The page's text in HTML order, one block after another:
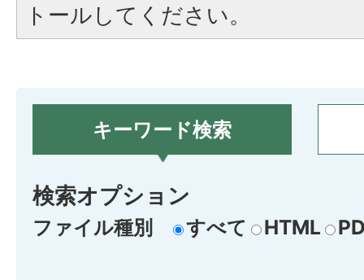
トールしてください。
キーワード検索
検索オプション
ファイル種別 すべて HTML